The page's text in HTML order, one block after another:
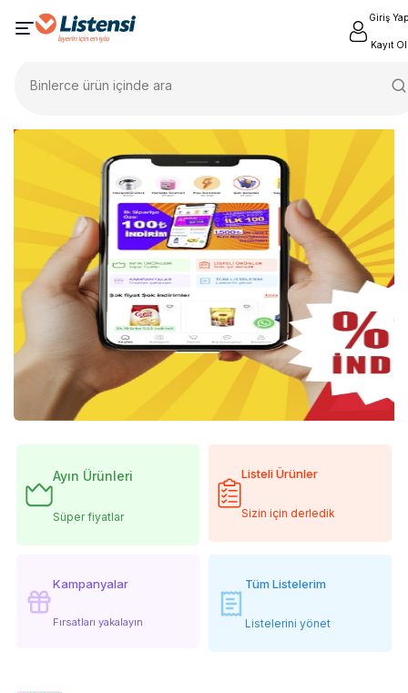
Giriş Yap
Kayıt Ol
Binlerce ürün içinde ara
Ayın Ürünleri
Süper fiyatlar
Listeli Ürünler
Sizin için derledik
Kampanyalar
Fırsatları yakalayın
Tüm Listelerim
Listelerini yönet